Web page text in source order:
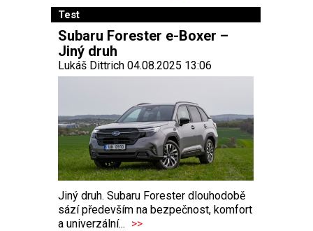
Test
Subaru Forester e-Boxer –
Jiný druh
Lukáš Dittrich 04.08.2025 13:06
Jiný druh. Subaru Forester dlouhodobě
sází především na bezpečnost, komfort
a univerzální... >>